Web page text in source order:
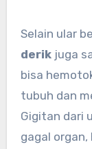
Selain ular
derikjuga
bisa
tubuh dan
Gigitan dari
gagal